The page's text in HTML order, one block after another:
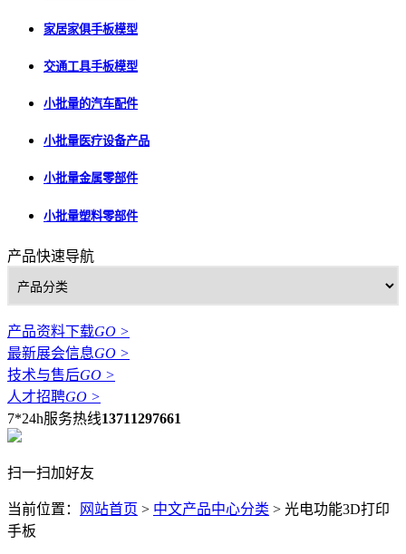
家居家俱手板模型
交通工具手板模型
小批量的汽车配件
小批量医疗设备产品
小批量金属零部件
小批量塑料零部件
产品快速导航
产品资料下载GO >
最新展会信息GO >
技术与售后GO >
人才招聘GO >
7*24h服务热线13711297661
扫一扫加好友
当前位置： 网站首页 > 中文产品中心分类 > 光电功能3D打印
手板